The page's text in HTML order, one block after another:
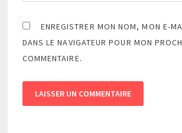
ENREGISTRER MON NOM, MON E-
DANS LE NAVIGATEUR POUR MON
COMMENTAIRE.